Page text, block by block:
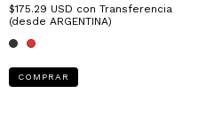
$175.29 USD con Transferencia
(desde ARGENTINA)
COMPRAR